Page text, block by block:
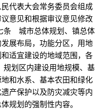
代表大会常务委员会组成
意见和根据审议意见修改
城市总体规划、镇总体
展布局，功能分区，用地
适宜建设的地域范围，各
划区内建设用地规模、基
和水系、基本农田和绿化
产保护以及防灾减灾等内
体规划的强制性内容。